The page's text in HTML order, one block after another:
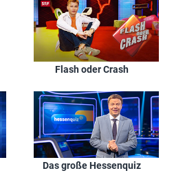
Flash oder Crash
Das große Hessenquiz